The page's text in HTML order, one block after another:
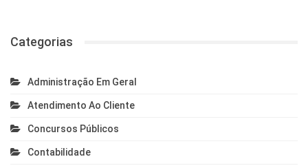
Categorias
Administração Em Geral
Atendimento Ao Cliente
Concursos Públicos
Contabilidade